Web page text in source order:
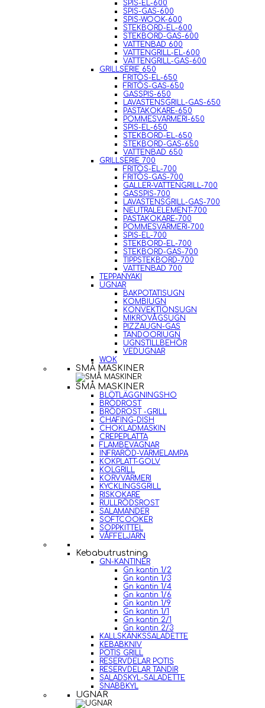
SPIS-EL-600
SPIS-GAS-600
SPIS-WOOK-600
STEKBORD-EL-600
STEKBORD-GAS-600
VATTENBAD 600
VATTENGRILL-EL-600
VATTENGRILL-GAS-600
GRILLSERIE 650
FRITÖS-EL-650
FRITÖS-GAS-650
GASSPIS-650
LAVASTENSGRILL-GAS-650
PASTAKOKARE-650
POMMESVÄRMERI-650
SPIS-EL-650
STEKBORD-EL-650
STEKBORD-GAS-650
VATTENBAD 650
GRILLSERIE 700
FRITÖS-EL-700
FRITÖS-GAS-700
GALLER-VATTENGRILL-700
GASSPIS-700
LAVASTENSGRILL-GAS-700
NEUTRALELEMENT-700
PASTAKOKARE-700
POMMESVÄRMERI-700
SPIS-EL-700
STEKBORD-EL-700
STEKBORD-GAS-700
TIPPSTEKBORD-700
VATTENBAD 700
TEPPANYAKI
UGNAR
BAKPOTATISUGN
KOMBIUGN
KONVEKTIONSUGN
MIKROVÅGSUGN
PIZZAUGN-GAS
TANDOORIUGN
UGNSTILLBEHÖR
VEDUGNAR
WOK
SMÅ MASKINER
SMÅ MASKINER
BLÖTLÄGGNINGSHO
BRÖDROST
BRÖDROST -GRILL
CHAFING-DISH
CHOKLADMASKIN
CREPEPLATTA
FLAMBEVAGNAR
INFRARÖD-VÄRMELAMPA
KOKPLATT-GOLV
KOLGRILL
KORVVÄRMERI
KYCKLINGSGRILL
RISKOKARE
RULLRÖDSROST
SALAMANDER
SOFTCOOKER
SOPPKITTEL
VÅFFELJÄRN
Kebabutrustning
GN-KANTINER
Gn kantin 1/2
Gn kantin 1/3
Gn kantin 1/4
Gn kantin 1/6
Gn kantin 1/9
Gn kantin 1/1
Gn kantin 2/1
Gn kantin 2/3
KALLSKÄNKSSALADETTE
KEBABKNIV
POTIS GRILL
RESERVDELAR POTIS
RESERVDELAR TANDIR
SALADSKYL-SALADETTE
SNABBKYL
UGNAR